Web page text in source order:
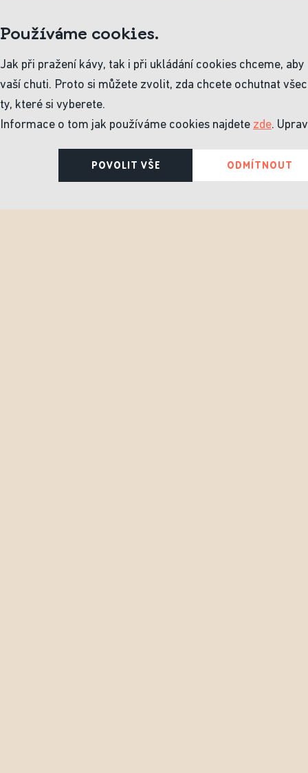
Používáme cookies.
Jak při pražení kávy, tak i při ukládání cookies chceme,
vaší chuti. Proto si můžete zvolit, zda chcete ochutnat
ty, které si vyberete.
Informace o tom jak používáme cookies najdete zde.
ODMÍTNOUT
POVOLIT VŠE